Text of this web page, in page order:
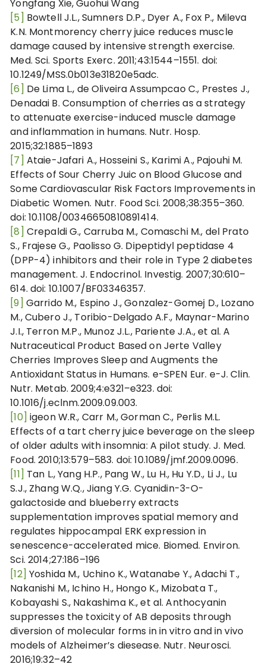
Yongfang Xie, Guohui Wang
[5] Bowtell J.L., Sumners D.P., Dyer A., Fox P., Mileva
K.N. Montmorency cherry juice reduces muscle
damage caused by intensive strength exercise.
Med. Sci. Sports Exerc. 2011;43:1544–1551. doi:
10.1249/MSS.0b013e31820e5adc.
[6] De Lima L., de Oliveira Assumpcao C., Prestes J.,
Denadai B. Consumption of cherries as a strategy
to attenuate exercise-induced muscle damage
and inflammation in humans. Nutr. Hosp.
2015;32:1885–1893
[7] Ataie-Jafari A., Hosseini S., Karimi A., Pajouhi M.
Effects of Sour Cherry Juic on Blood Glucose and
Some Cardiovascular Risk Factors Improvements in
Diabetic Women. Nutr. Food Sci. 2008;38:355–360.
doi: 10.1108/00346650810891414.
[8] Crepaldi G., Carruba M., Comaschi M., del Prato
S., Frajese G., Paolisso G. Dipeptidyl peptidase 4
(DPP-4) inhibitors and their role in Type 2 diabetes
management. J. Endocrinol. Investig. 2007;30:610–
614. doi: 10.1007/BF03346357.
[9] Garrido M., Espino J., Gonzalez-Gomej D., Lozano
M., Cubero J., Toribio-Delgado A.F., Maynar-Marino
J.I., Terron M.P., Munoz J.L., Pariente J.A., et al. A
Nutraceutical Product Based on Jerte Valley
Cherries Improves Sleep and Augments the
Antioxidant Status in Humans. e-SPEN Eur. e-J. Clin.
Nutr. Metab. 2009;4:e321–e323. doi:
10.1016/j.eclnm.2009.09.003.
[10] igeon W.R., Carr M., Gorman C., Perlis M.L.
Effects of a tart cherry juice beverage on the sleep
of older adults with insomnia: A pilot study. J. Med.
Food. 2010;13:579–583. doi: 10.1089/jmf.2009.0096.
[11] Tan L., Yang H.P., Pang W., Lu H., Hu Y.D., Li J., Lu
S.J., Zhang W.Q., Jiang Y.G. Cyanidin-3-O-
galactoside and blueberry extracts
supplementation improves spatial memory and
regulates hippocampal ERK expression in
senescence-accelerated mice. Biomed. Environ.
Sci. 2014;27:186–196
[12] Yoshida M., Uchino K., Watanabe Y., Adachi T.,
Nakanishi M., Ichino H., Hongo K., Mizobata T.,
Kobayashi S., Nakashima K., et al. Anthocyanin
suppresses the toxicity of AB deposits through
diversion of molecular forms in in vitro and in vivo
models of Alzheimer’s diesease. Nutr. Neurosci.
2016;19:32–42